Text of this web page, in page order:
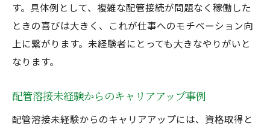
す。具体例として、複雑な配管接続が問題なく稼働した
ときの喜びは大きく、これが仕事へのモチベーション向
上に繋がります。未経験者にとっても大きなやりがいと
なります。
配管溶接未経験からのキャリアアップ事例
配管溶接未経験からのキャリアアップには、資格取得と